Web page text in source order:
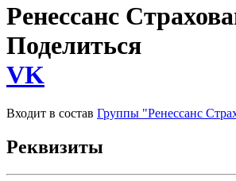
Ренессанс
Поделиться
VK
Входит в состав Группы "Ренессанс
Реквизиты